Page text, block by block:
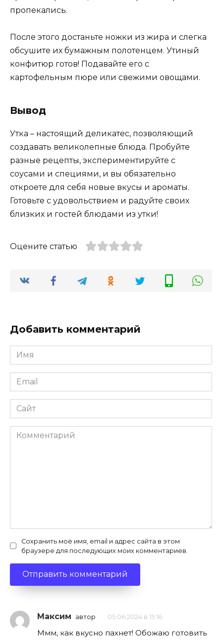
пропекались.
После этого достаньте ножки из жира и слегка
обсушите их бумажным полотенцем. Утиный
конфитюр готов! Подавайте его с
картофельным пюре или свежими овощами.
Вывод
Утка – настоящий деликатес, позволяющий
создавать великолепные блюда. Пробуйте
разные рецепты, экспериментируйте с
соусами и специями, и вы обязательно
откроете для себя новые вкусы и ароматы.
Готовьте с удовольствием и радуйте своих
близких и гостей блюдами из утки!
Оцените статью
Добавить комментарий
Имя
*
Email
*
Сайт
Комментарий
Сохранить моё имя, email и адрес сайта в этом
браузере для последующих моих комментариев.
Максим автор 05.06.2024 в 15:16
Ммм, как вкусно пахнет! Обожаю готовить